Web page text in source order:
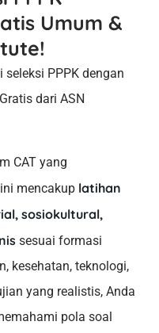
Umum &
PPPK dengan
dari ASN
CAT yang
mencakup latihan
sosiokultural,
sesuai formasi
kesehatan, teknologi,
yang realistis, Anda
pola soal